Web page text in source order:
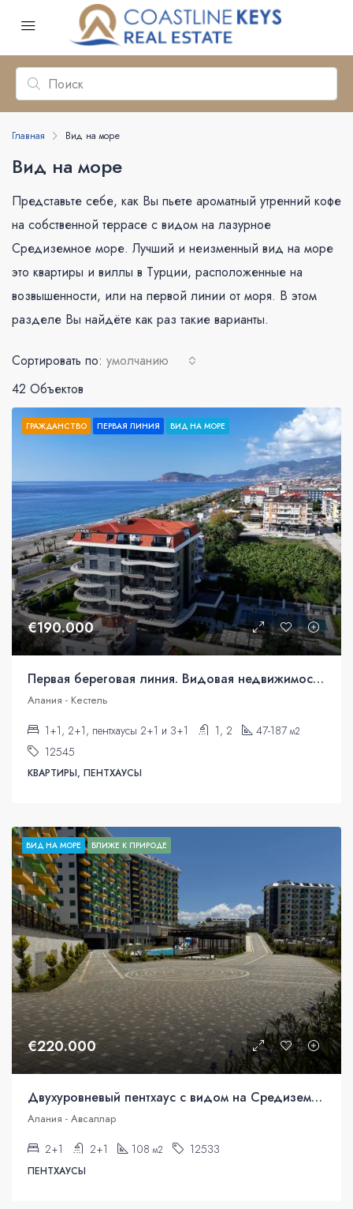
Главная Вид на море
Вид на море
Представьте себе, как Вы пьете ароматный утренний кофе
на собственной террасе с видом на лазурное
Средиземное море. Лучший и неизменный вид на море
это квартиры и виллы в Турции, расположенные на
возвышенности, или на первой линии от моря. В этом
разделе Вы найдёте как раз такие варианты.
42 Объектов
Сортировать по: умолчанию
ГРАЖДАНСТВО ПЕРВАЯ ЛИНИЯ ВИД НА МОРЕ
€190.000
Первая береговая линия. Видовая недвижимость под гражданство
Алания - Кестель
1+1, 2+1, пентхаусы 2+1 и 3+1 1, 2 47-187 м2
12545
КВАРТИРЫ, ПЕНТХАУСЫ
ВИД НА МОРЕ БЛИЖЕ К ПРИРОДЕ
€220.000
Двухуровневый пентхаус с видом на Средиземное море в Аланье, Авсаллар.
Алания - Авсаллар
2+1 2+1 108 м2 12533
ПЕНТХАУСЫ